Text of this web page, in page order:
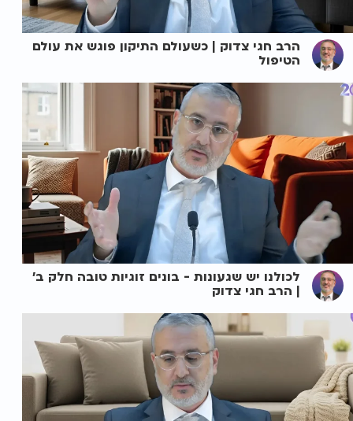
הרב חגי צדוק | כשעולם התיקון פוגש את עולם
הטיפול
לכולנו יש שגעונות - בונים זוגיות טובה חלק ב'
| הרב חגי צדוק